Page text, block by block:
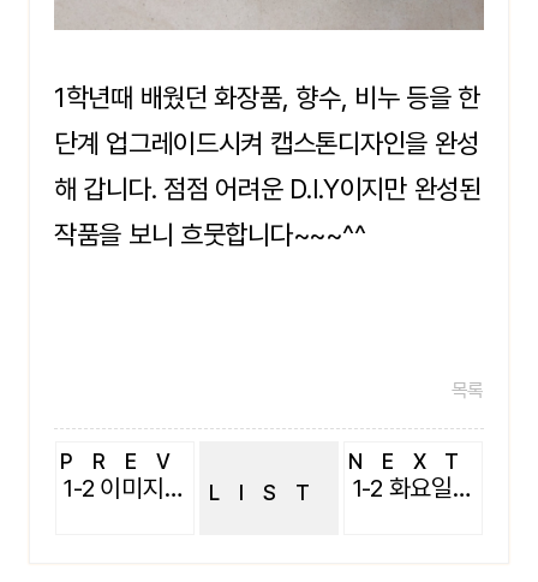
1학년때 배웠던 화장품, 향수, 비누 등을 한
단계 업그레이드시켜 캡스톤디자인을 완성
해 갑니다. 점점 어려운 D.I.Y이지만 완성된
작품을 보니 흐뭇합니다~~~^^
목록
PREV
1-2 이미지메이킹 수업 LIST
NEXT
1-2 화요일 콥(Co-op) 수업